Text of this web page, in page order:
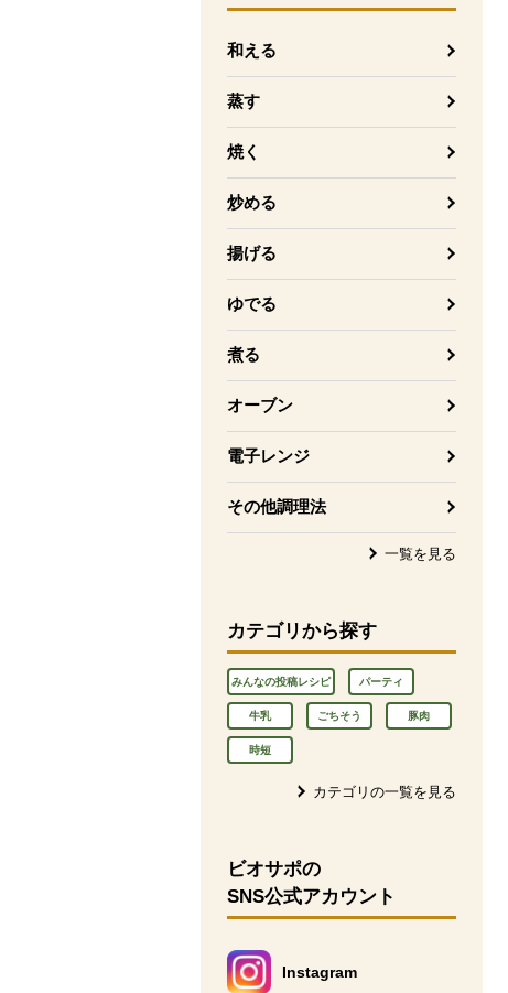
和える
蒸す
焼く
炒める
揚げる
ゆでる
煮る
オーブン
電子レンジ
その他調理法
一覧を見る
カテゴリから探す
みんなの投稿レシピ パーティ
牛乳 ごちそう 豚肉
時短
カテゴリの一覧を見る
ビオサポの
SNS公式アカウント
Instagram
別のウィンドウで開きます。